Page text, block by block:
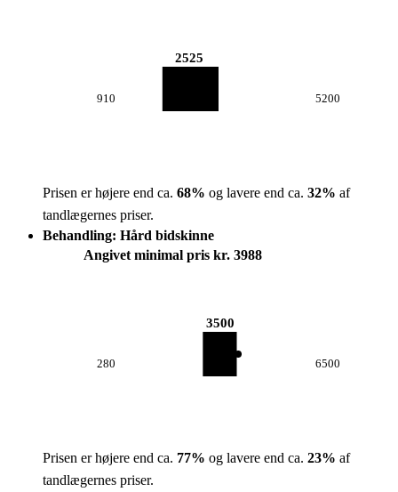
910
2525
5200
Prisen er højere end ca. 68% og lavere end ca. 32% af
tandlægernes priser.
Behandling: Hård bidskinne
Angivet minimal pris kr. 3988
280
3500
6500
Prisen er højere end ca. 77% og lavere end ca. 23% af
tandlægernes priser.